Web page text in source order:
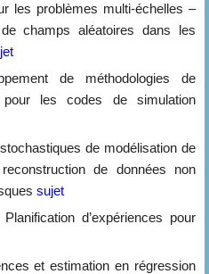
les problèmes multi-échelles –
champs aléatoires dans les
de méthodologies de
pour les codes de simulation
de modélisation de
de données non
sujet
d’expériences pour
et estimation en régression